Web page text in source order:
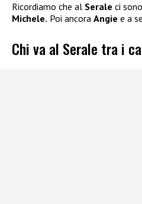
Ricordiamo che al Serale ci
Michele. Poi ancora Angie e a
Chi va al Serale tra i